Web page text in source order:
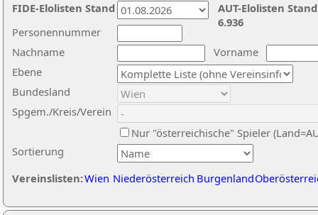
Nachname
Vorname
Ebene
Sortierung
Personennummer
Bundesland
Spgem./Kreis/Verein
Nur "österreichische" Spieler
Vereinslisten:Wien Niederösterreich Burgenland
AUT-Elolisten
6.936
FIDE-Elolisten Stand